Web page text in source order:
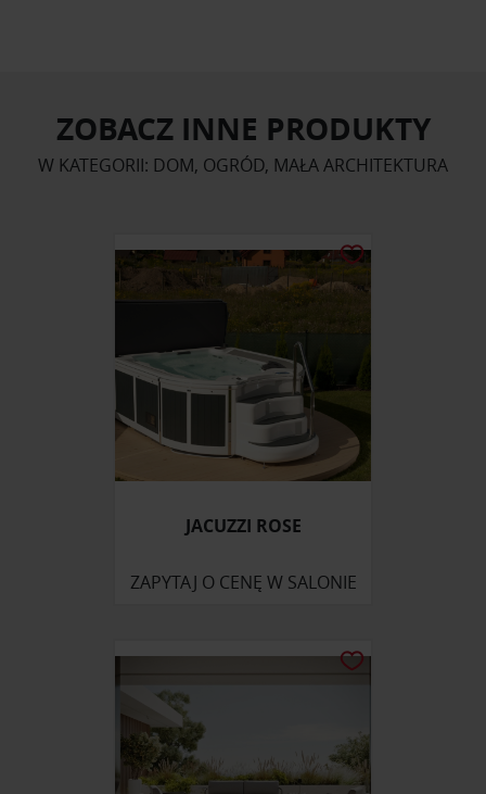
ZOBACZ INNE PRODUKTY
W KATEGORII: DOM, OGRÓD, MAŁA ARCHITEKTURA
JACUZZI ROSE
ZAPYTAJ O CENĘ W SALONIE